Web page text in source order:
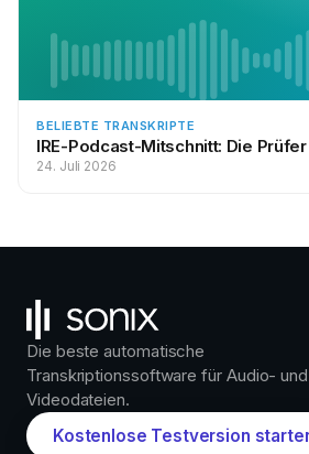
BELIEBTE TRANSKRIPTE
IRE-Podcast-Mitschnitt: Die Prüfer
24. Juli 2026
Die beste automatische
Transkriptionssoftware für Audio- und
Videodateien.
Kostenlose Testversion